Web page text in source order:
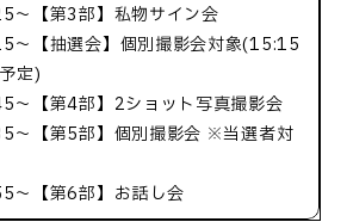
～【第3部】私物サイン会
～【抽選会】個別撮影会対象(15:15
定)
～【第4部】2ショット写真撮影会
～【第5部】個別撮影会 ※当選者対
～【第6部】お話し会